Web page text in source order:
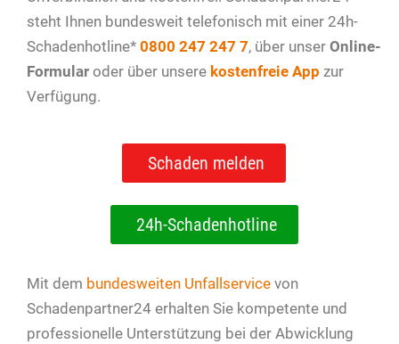
steht Ihnen bundesweit telefonisch mit einer 24h-
Schadenhotline* 0800 247 247 7, über unser Online-
Formular oder über unsere kostenfreie App zur
Verfügung.
Schaden melden
24h-Schadenhotline
Mit dem bundesweiten Unfallservice von
Schadenpartner24 erhalten Sie kompetente und
professionelle Unterstützung bei der Abwicklung